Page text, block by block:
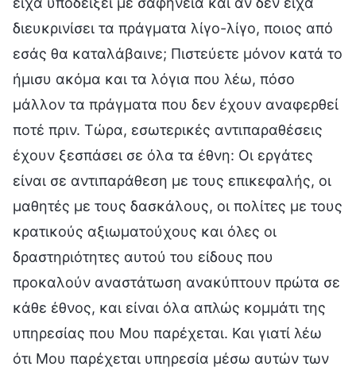
διευκρινίσει τα πράγματα λίγο-λίγο, ποιος από
εσάς θα καταλάβαινε; Πιστεύετε μόνον κατά το
ήμισυ ακόμα και τα λόγια που λέω, πόσο
μάλλον τα πράγματα που δεν έχουν αναφερθεί
ποτέ πριν. Τώρα, εσωτερικές αντιπαραθέσεις
έχουν ξεσπάσει σε όλα τα έθνη: Οι εργάτες
είναι σε αντιπαράθεση με τους επικεφαλής, οι
μαθητές με τους δασκάλους, οι πολίτες με τους
κρατικούς αξιωματούχους και όλες οι
δραστηριότητες αυτού του είδους που
προκαλούν αναστάτωση ανακύπτουν πρώτα σε
κάθε έθνος, και είναι όλα απλώς κομμάτι της
υπηρεσίας που Μου παρέχεται. Και γιατί λέω
ότι Μου παρέχεται υπηρεσία μέσω αυτών των